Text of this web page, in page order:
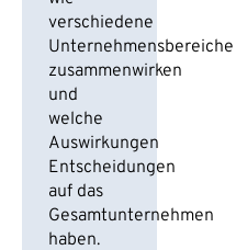
verschiedene
Unternehmensbereiche
zusammenwirken
und
welche
Auswirkungen
Entscheidungen
auf das
Gesamtunternehmen
haben.